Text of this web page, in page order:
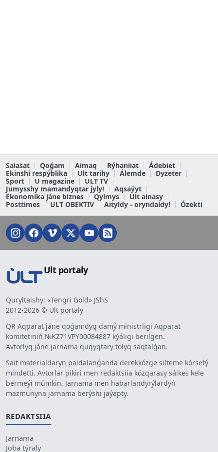
Saiasat Qoǵam Aimaq Rýhaniiat
Ádebiet
Ekinshi respýblika
Ult tarihy Álemde
Dyzeter
Sport
U magazine
ULT TV
Jumysshy mamandyqtar jyly!
Aqsaýyt
Ekonomika jáne biznes
Qylmys
Ult ainasy
Posttimes
ULT OBEKTIV Aityldy - oryndaldy! Ózekti
Ult portaly
Quryltaishy: «Tengri Gold» JShS
2012-2026 © Ult portaly
QR Aqparat jáne qoǵamdyq damý ministrligi Aqparat
komitetiniń №KZ71VPY00084887 kýáligi berilgen.
Avtorlyq jáne jarnama quqyqtary tolyq saqtalǵan.
Sait materialdaryn paidalanǵanda derekkózge silteme kórsetý
mindetti. Avtorlar pikiri men redaktsiia kózqarasy sáikes kele
bermeýi múmkin. Jarnama men habarlandyrýlardyń
mazmunyna jarnama berýshi jaýapty.
REDAKTSIIA
Jarnama
Joba týraly